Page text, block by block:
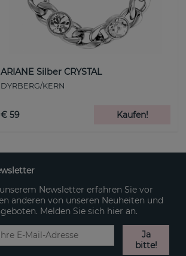
ARIANE Silber CRYSTAL
DYRBERG/KERN
€ 59 Kaufen!
Newsletter erfahren Sie vor
anderen von unseren Neuheiten und
Melden Sie sich hier an.
Ja
bitte!